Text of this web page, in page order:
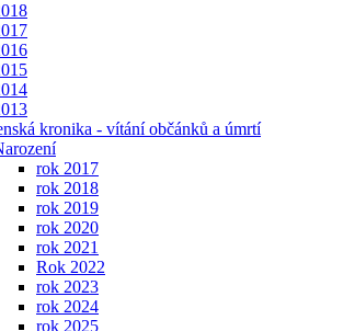
kronika - vítání občánků a úmrtí
rok 2017
rok 2018
rok 2019
rok 2020
rok 2021
Rok 2022
rok 2023
rok 2024
rok 2025